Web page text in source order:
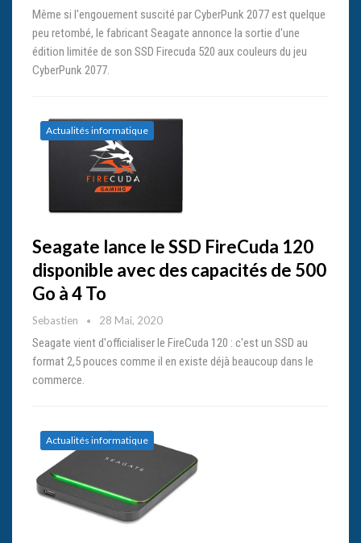
Même si l'engouement suscité par CyberPunk 2077 est quelque
peu retombé, le fabricant Seagate annonce la sortie d'une
édition limitée de son SSD Firecuda 520 aux couleurs du jeu
CyberPunk 2077.
Actualités informatique
Seagate lance le SSD FireCuda 120
disponible avec des capacités de 500
Go à 4 To
Sebastien 28 Mai, 2020
Seagate vient d'officialiser le FireCuda 120 : c'est un SSD au
format 2,5 pouces comme il en existe déjà beaucoup dans le
commerce.
Actualités informatique